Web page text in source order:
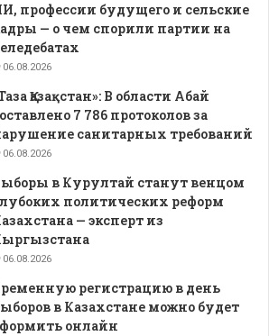
профессии будущего и сельские
— о чем спорили партии на
06.08.2026
Қазақстан»: В области Абай
7 786 протоколов за
санитарных требований
06.08.2026
в Курултай станут венцом
политических реформ
— эксперт из
06.08.2026
регистрацию в день
в Казахстане можно будет
онлайн